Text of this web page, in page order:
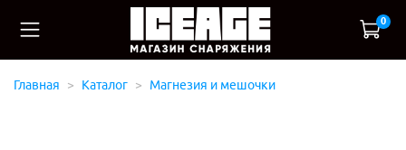
0
Главная Каталог Магнезия и мешочки